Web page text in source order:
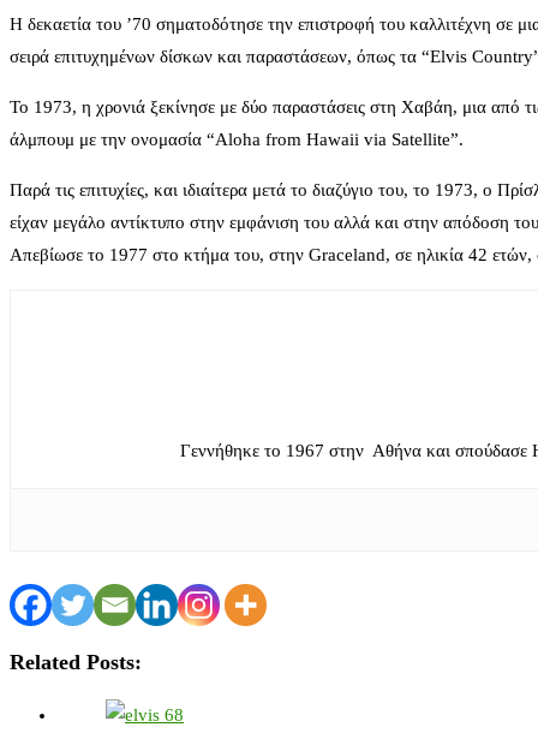
Η δεκαετία του ’70 σηματοδότησε την επιστροφή του καλλιτέχνη
σειρά επιτυχημένων δίσκων και παραστάσεων, όπως τα “Elvis
Το 1973, η χρονιά ξεκίνησε με δύο παραστάσεις στη Χαβάη, μια από
άλμπουμ με την ονομασία “Aloha from Hawaii via Satellite”.
Παρά τις επιτυχίες, και ιδιαίτερα μετά το διαζύγιο του, το 1973, ο
είχαν μεγάλο αντίκτυπο στην εμφάνιση του αλλά και στην απόδοση
Απεβίωσε το 1977 στο κτήμα του, στην Graceland, σε ηλικία 42
Γεννήθηκε το 1967 στην Αθήνα και σπούδασε
Related Posts: